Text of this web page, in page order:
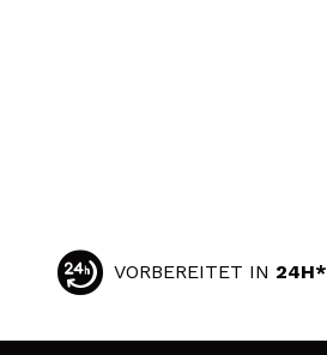
VORBEREITET IN 24H*